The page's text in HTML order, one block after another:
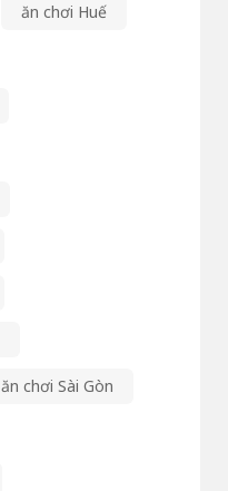
ăn chơi Huế
ăn chơi Sài Gòn